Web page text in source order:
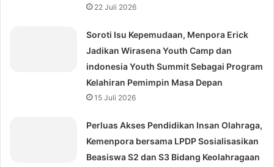
22 Juli 2026
Soroti Isu Kepemudaan, Menpora Erick
Jadikan Wirasena Youth Camp dan
indonesia Youth Summit Sebagai Program
Kelahiran Pemimpin Masa Depan
15 Juli 2026
Perluas Akses Pendidikan Insan Olahraga,
Kemenpora bersama LPDP Sosialisasikan
Beasiswa S2 dan S3 Bidang Keolahragaan